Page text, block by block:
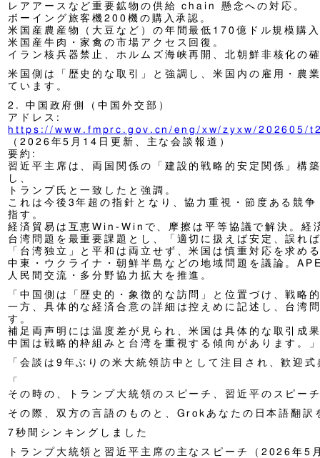
レアアースなど重要鉱物の供給 chain 懸念への対応。
ボーイング旅客機200機の購入承認。
米国産農産物（大豆など）の年間最低170億ドル規模購
米国産牛肉・家禽の市場アクセス回復。
イラン核兵器禁止、ホルムズ海峡再開、北朝鮮非核化の
米国側は「歴史的な取引」と強調し、米国内の雇用・農
ています。
2. 中国政府側（中国外交部）
アドレス:
https://www.fmprc.gov.cn/eng/xw/zyxw/202605/
（2026年5月14日更新、主な会談報道）
要約:
習近平主席は、両国関係の「建設的戦略的安定関係」構
し、
トランプ氏と一致したと強調。
これは今後3年超の指針となり、協力重視・節度ある競
指す。
経済貿易は互恵Win-Winで、摩擦は平等協議で解決。経
台湾問題を最重要課題とし、「適切に扱えば安定、誤れ
「台湾独立」と平和は両立せず、米国は慎重対応を求め
中東・ウクライナ・朝鮮半島などの地域問題を議論。
人民間交流・多分野協力拡大を推進。
「中国側は「歴史的・象徴的な訪問」と位置づけ、戦略
一方、具体的な経済合意の詳細は控えめに記述し、台湾
す。
補足両声明には温度差が見られ、米国は具体的な取引成
中国は戦略的枠組みと台湾を重視する傾向があります。
「会談は9年ぶりの米大統領訪中として注目され、歓迎
「
その時の、トランプ大統領のスピーチ、習近平のスピー
その際、双方の言語のものと、Grokあなたの日本語翻訳
7秒間シンキングしました
トランプ大統領と習近平主席の主なスピーチ（2026年5